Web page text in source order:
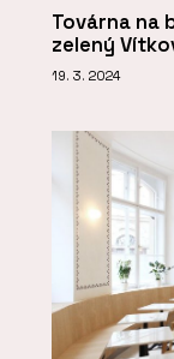
Továrna na
zelený
19. 3. 2024